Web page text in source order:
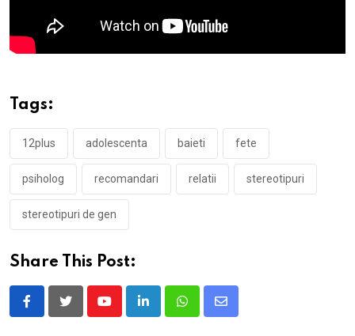
Tags:
12plus adolescenta baieti fete
psiholog recomandari relatii stereotipuri
stereotipuri de gen
Share This Post:
YoutubeLinkedInWhatsappShare